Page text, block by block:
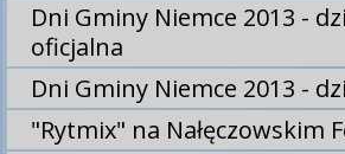
Dni Gminy Niemce 2013 -
oficjalna
Dni Gminy Niemce 2013 -
"Rytmix" na Nałęczowskim